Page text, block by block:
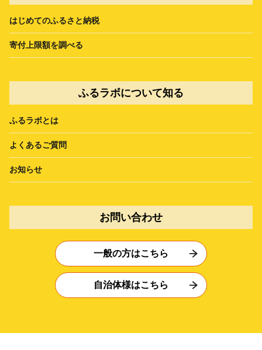
はじめてのふるさと納税
寄付上限額を調べる
ふるラボについて知る
ふるラボとは
よくあるご質問
お知らせ
お問い合わせ
一般の方はこちら
自治体様はこちら